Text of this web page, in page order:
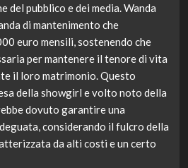
del pubblico e dei media. Wanda
di mantenimento che
euro mensili, sostenendo che
per mantenere il tenore di vita
il loro matrimonio. Questo
della showgirl e volto noto della
dovuto garantire una
considerando il fulcro della
da alti costi e un certo